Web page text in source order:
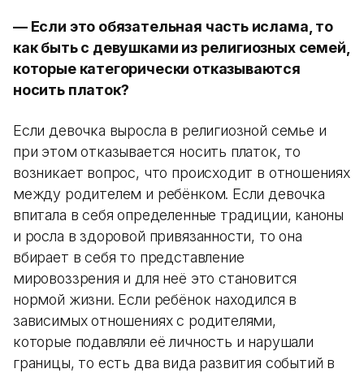
— Если это обязательная часть ислама, то
как быть с девушками из религиозных семей,
которые категорически отказываются
носить платок?
Если девочка выросла в религиозной семье и
при этом отказывается носить платок, то
возникает вопрос, что происходит в отношениях
между родителем и ребёнком. Если девочка
впитала в себя определенные традиции, каноны
и росла в здоровой привязанности, то она
вбирает в себя то представление
мировоззрения и для неё это становится
нормой жизни. Если ребёнок находился в
зависимых отношениях с родителями,
которые подавляли её личность и нарушали
границы, то есть два вида развития событий в